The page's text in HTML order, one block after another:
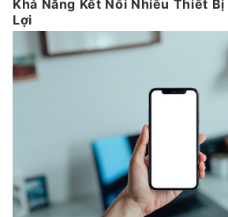
Khả Năng Kết Nối Nhiều Thiết
Lợi